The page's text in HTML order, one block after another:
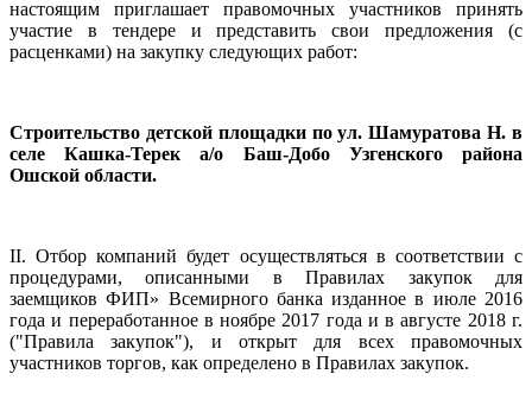
настоящим приглашает правомочных участников принять
участие в тендере и представить свои предложения (с
расценками) на закупку следующих работ:
Строительство детской площадки по ул. Шамуратова Н. в
селе Кашка-Терек а/о Баш-Добо Узгенского района
Ошской области.
II. Отбор компаний будет осуществляться в соответствии с
процедурами, описанными в Правилах закупок для
заемщиков ФИП» Всемирного банка изданное в июле 2016
года и переработанное в ноябре 2017 года и в августе 2018 г.
("Правила закупок"), и открыт для всех правомочных
участников торгов, как определено в Правилах закупок.